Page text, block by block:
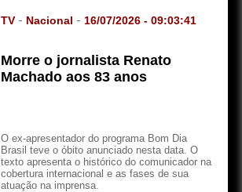
TV - Nacional - 16/07/2026 - 09:03:41
Morre o jornalista Renato
Machado aos 83 anos
O ex-apresentador do programa Bom Dia
Brasil teve o óbito anunciado nesta data. O
texto apresenta o histórico do comunicador na
cobertura internacional e as fases de sua
atuação na imprensa.